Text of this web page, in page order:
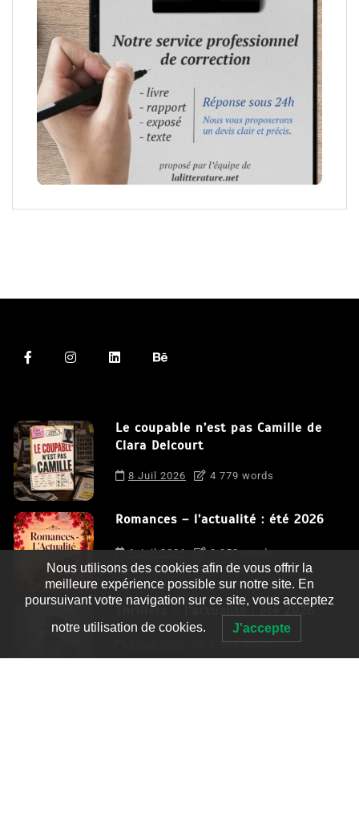
Le coupable n’est pas Camille de
Clara Delcourt
8 Juil 2026 4 779 words
Romances – l’actualité : été 2026
6 Juil 2026 3 052 words
Thrillers – l’actualité : été 2026
2 995 words
Nous utilisons des cookies afin de vous offrir la
meilleure expérience possible sur notre site. En
poursuivant votre navigation sur ce site, vous acceptez
notre utilisation de cookies. J'accepte